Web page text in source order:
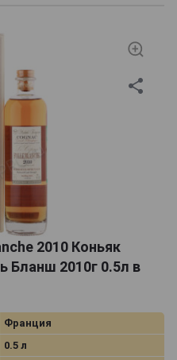
2010 Коньяк
2010г 0.5л в
Франция
0.5 л